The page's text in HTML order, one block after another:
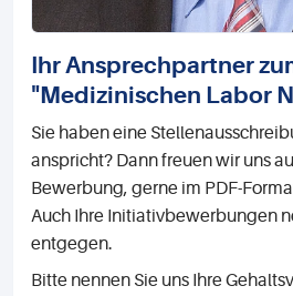
Ihr Ansprechpartner
"Medizinischen Labor
Sie haben eine
anspricht? Dann freuen wir uns
Bewerbung, gerne im PDF-
Auch Ihre Initiativbewerbungen
entgegen.
Bitte nennen Sie uns Ihre